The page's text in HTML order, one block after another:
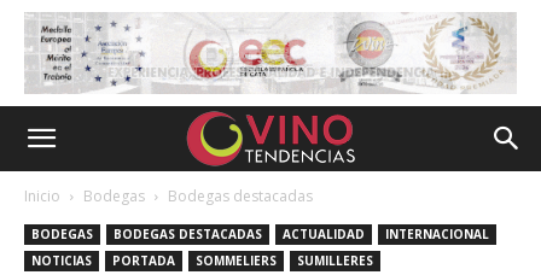
Inicio Bodegas Bodegas destacadas
BODEGAS BODEGAS DESTACADAS ACTUALIDAD
INTERNACIONAL
NOTICIAS
PORTADA SOMMELIERS SUMILLERES